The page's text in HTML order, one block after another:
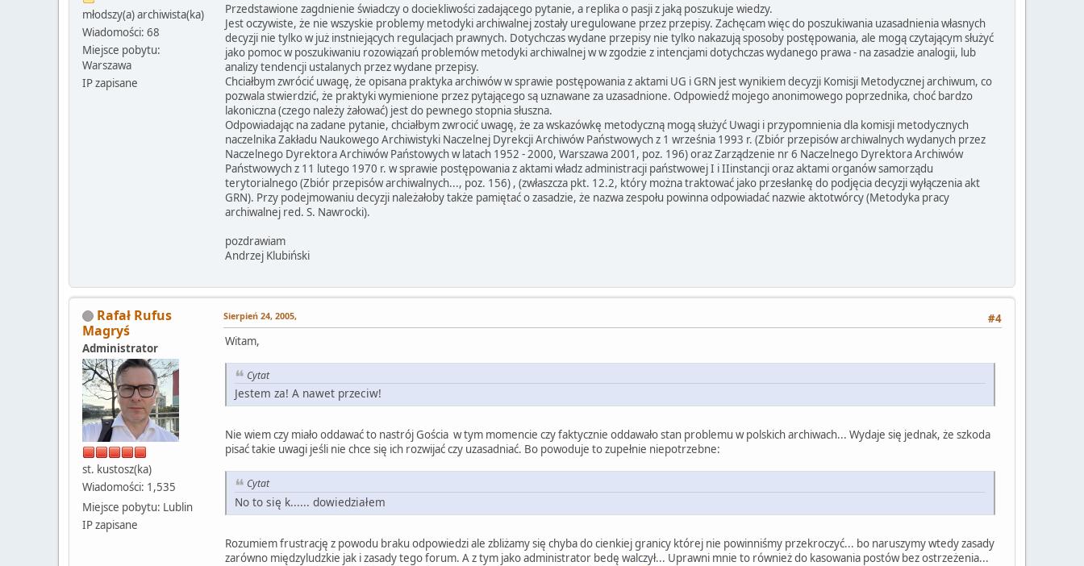
młodszy(a) archiwista(ka)
Wiadomości: 68
Miejsce pobytu:
Warszawa
IP zapisane
Przedstawione zagdnienie świadczy o dociekliwości zadającego pytanie, a replika o pasji z jaką poszukuje wiedzy.
Jest oczywiste, że nie wszyskie problemy metodyki archiwalnej zostały uregulowane przez przepisy. Zachęcam więc do poszukiwania uzasadnienia własnych
decyzji nie tylko w już instniejących regulacjach prawnych. Dotychczas wydane przepisy nie tylko nakazują sposoby postępowania, ale mogą czytającym służyć
jako pomoc w poszukiwaniu rozowiązań problemów metodyki archiwalnej w w zgodzie z intencjami dotychczas wydanego prawa - na zasadzie analogii, lub
analizy tendencji ustalanych przez wydane przepisy.
Chciałbym zwrócić uwagę, że opisana praktyka archiwów w sprawie postępowania z aktami UG i GRN jest wynikiem decyzji Komisji Metodycznej archiwum, co
pozwala stwierdzić, że praktyki wymienione przez pytającego są uznawane za uzasadnione. Odpowiedź mojego anonimowego poprzednika, choć bardzo
lakoniczna (czego należy żałować) jest do pewnego stopnia słuszna.
Odpowiadając na zadane pytanie, chciałbym zwrocić uwagę, że za wskazówkę metodyczną mogą służyć Uwagi i przypomnienia dla komisji metodycznych
naczelnika Zakładu Naukowego Archiwistyki Naczelnej Dyrekcji Archiwów Państwowych z 1 września 1993 r. (Zbiór przepisów archiwalnych wydanych przez
Naczelnego Dyrektora Archiwów Państowych w latach 1952 - 2000, Warszawa 2001, poz. 196) oraz Zarządzenie nr 6 Naczelnego Dyrektora Archiwów
Państwowych z 11 lutego 1970 r. w sprawie postępowania z aktami władz administracji państwowej I i IIinstancji oraz aktami organów samorządu
terytorialnego (Zbiór przepisów archiwalnych..., poz. 156) , (zwłaszcza pkt. 12.2, który można traktować jako przesłankę do podjęcia decyzji wyłączenia akt
GRN). Przy podejmowaniu decyzji należałoby także pamiętać o zasadzie, że nazwa zespołu powinna odpowiadać nazwie aktotwórcy (Metodyka pracy
archiwalnej red. S. Nawrocki).
pozdrawiam
Andrzej Klubiński
Rafał Rufus
Magryś
Administrator
st. kustosz(ka)
Wiadomości: 1,535
Miejsce pobytu: Lublin
IP zapisane
#4
Sierpień 24, 2005,
Witam,
Cytat
Jestem za! A nawet przeciw!
Nie wiem czy miało oddawać to nastrój Gościa w tym momencie czy faktycznie oddawało stan problemu w polskich archiwach... Wydaje się jednak, że szkoda
pisać takie uwagi jeśli nie chce się ich rozwijać czy uzasadniać. Bo powoduje to zupełnie niepotrzebne:
Cytat
No to się k...... dowiedziałem
Rozumiem frustrację z powodu braku odpowiedzi ale zbliżamy się chyba do cienkiej granicy której nie powinniśmy przekroczyć... bo naruszymy wtedy zasady
zarówno międzyludzkie jak i zasady tego forum. A z tym jako administrator bedę walczył... Uprawni mnie to również do kasowania postów bez ostrzeżenia...